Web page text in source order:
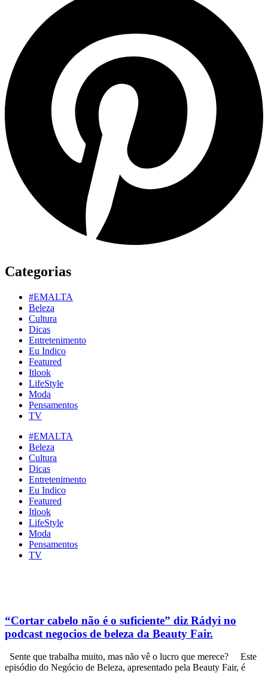
Categorias
#EMALTA
Beleza
Cultura
Dicas
Entretenimento
Eu Indico
Featured
Itlook
LifeStyle
Moda
Pensamentos
TV
#EMALTA
Beleza
Cultura
Dicas
Entretenimento
Eu Indico
Featured
Itlook
LifeStyle
Moda
Pensamentos
TV
“Cortar cabelo não é o suficiente” diz Rádyi no
podcast negocios de beleza da Beauty Fair.
Sente que trabalha muito, mas não vê o lucro que merece? Este
episódio do Negócio de Beleza, apresentado pela Beauty Fair, é